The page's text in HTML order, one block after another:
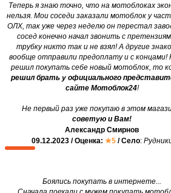
Теперь я знаю точно, что на мотоблоках
нельзя. Мои соседи заказали мотоблок у
ОЛХ, так уже через неделю он перестал
сосед конечно начал звонить с
трубку никто так и не взял! А другие
вообще отправили предоплату и с концами!
решил покупать себе новый мотоблок, то
решил брать у официального
сайте Мотоблок24!
Не первый раз уже покупаю в этом
советую и Вам!
Александр Смирнов
09.12.2023 / Оценка: ★5 / Село:
Боялись покупать в интернете...